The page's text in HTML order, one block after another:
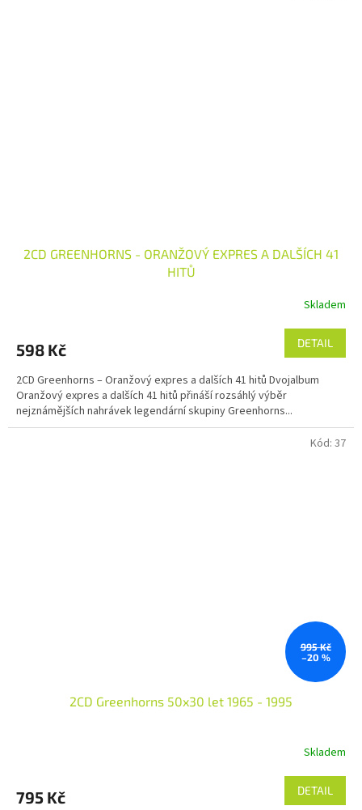
2CD GREENHORNS - ORANŽOVÝ EXPRES A DALŠÍCH 41
HITŮ
Skladem
598 Kč DETAIL
2CD Greenhorns – Oranžový expres a dalších 41 hitů Dvojalbum
Oranžový expres a dalších 41 hitů přináší rozsáhlý výběr
nejznámějších nahrávek legendární skupiny Greenhorns...
995 Kč
–20 %
2CD Greenhorns 50x30 let 1965 - 1995
je
Skladem
795 Kč DETAIL
Kód: 37